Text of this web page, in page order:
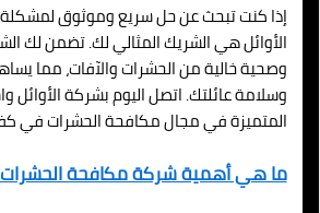
إذا كنت تبحث عن حل سريع وموثوق
الأوائل هي الشريك المثالي لك. تضمن لك
وصحية خالية من الحشرات والآفات، مما
وسلامة عائلتك. اتصل اليوم بشركة الأوائل
المتميزة في مجال مكافحة الحشرات في
ما هي أهمية شركة مكافحة الحشرات